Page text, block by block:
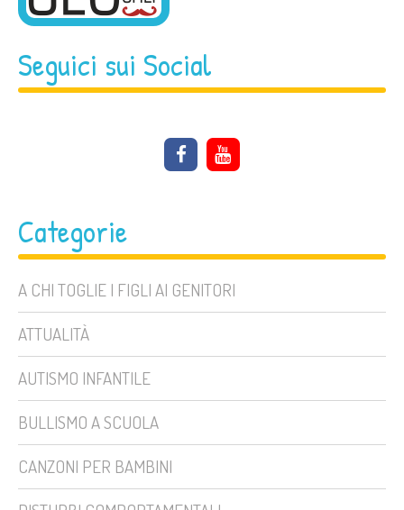
Seguici sui Social
Categorie
A CHI TOGLIE I FIGLI AI GENITORI
ATTUALITÀ
AUTISMO INFANTILE
BULLISMO A SCUOLA
CANZONI PER BAMBINI